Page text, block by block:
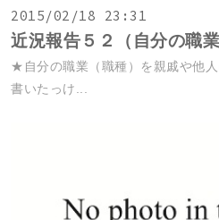
2015/02/18 23:31
近況報告５２（自分の職業
★自分の職業（職種）を親戚や他
書いたっけ...